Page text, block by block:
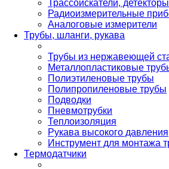
Трассоискатели, детекторы
Радиоизмерительные
Аналоговые измерители
Трубы, шланги, рукава
Трубы из нержавеющей
Металлопластиковые
Полиэтиленовые трубы
Полипропиленовые трубы
Подводки
Пневмотрубки
Теплоизоляция
Рукава высокого давления
Инструмент для монтажа
Термодатчики